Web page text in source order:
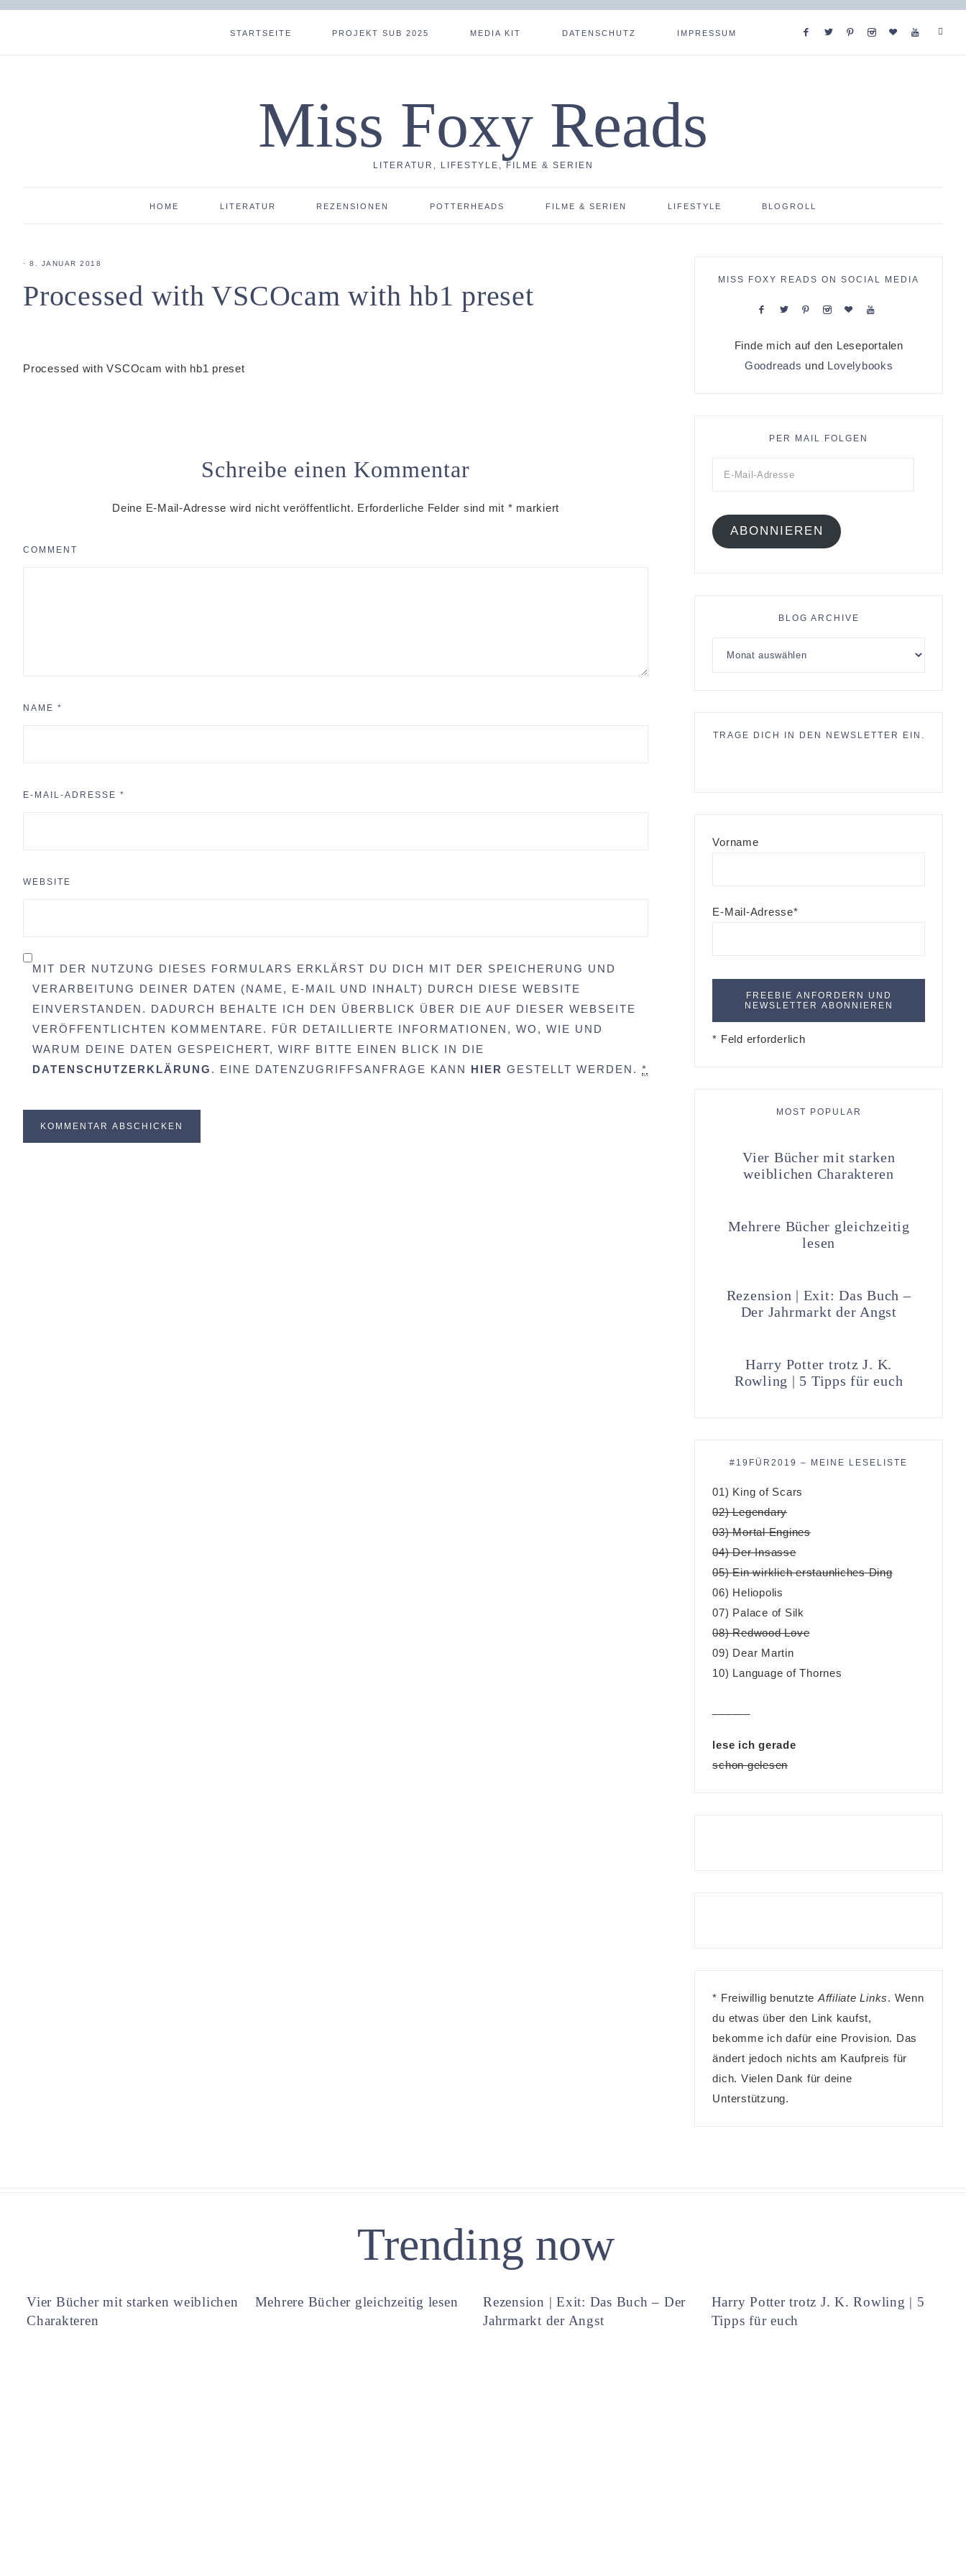
STARTSEITE PROJEKT SUB 2025 MEDIA KIT DATENSCHUTZ IMPRESSUM
Miss Foxy Reads
LITERATUR, LIFESTYLE, FILME & SERIEN
HOME LITERATUR REZENSIONEN POTTERHEADS FILME & SERIEN LIFESTYLE BLOGROLL
· 8. JANUAR 2018
Processed with VSCOcam with hb1 preset
Processed with VSCOcam with hb1 preset
Schreibe einen Kommentar
Deine E-Mail-Adresse wird nicht veröffentlicht. Erforderliche Felder sind mit * markiert
COMMENT
NAME *
E-MAIL-ADRESSE *
WEBSITE
MIT DER NUTZUNG DIESES FORMULARS ERKLÄRST DU DICH MIT DER SPEICHERUNG UND
VERARBEITUNG DEINER DATEN (NAME, E-MAIL UND INHALT) DURCH DIESE WEBSITE
EINVERSTANDEN. DADURCH BEHALTE ICH DEN ÜBERBLICK ÜBER DIE AUF DIESER WEBSEITE
VERÖFFENTLICHTEN KOMMENTARE. FÜR DETAILLIERTE INFORMATIONEN, WO, WIE UND
WARUM DEINE DATEN GESPEICHERT, WIRF BITTE EINEN BLICK IN DIE
DATENSCHUTZERKLÄRUNG . EINE DATENZUGRIFFSANFRAGE KANN HIER GESTELLT WERDEN. *
MISS FOXY READS ON SOCIAL MEDIA
Finde mich auf den Leseportalen
Goodreads und Lovelybooks
PER MAIL FOLGEN
ABONNIEREN
BLOG ARCHIVE
TRAGE DICH IN DEN NEWSLETTER EIN.
Vorname
E-Mail-Adresse*
* Feld erforderlich
MOST POPULAR
Vier Bücher mit starken
weiblichen Charakteren
Mehrere Bücher gleichzeitig
lesen
Rezension | Exit: Das Buch –
Der Jahrmarkt der Angst
Harry Potter trotz J. K.
Rowling | 5 Tipps für euch
#19FÜR2019 – MEINE LESELISTE
01) King of Scars
02) Legendary
03) Mortal Engines
04) Der Insasse
05) Ein wirklich erstaunliches Ding
06) Heliopolis
07) Palace of Silk
08) Redwood Love
09) Dear Martin
10) Language of Thornes
lese ich gerade
schon gelesen
* Freiwillig benutzte Affiliate Links. Wenn
du etwas über den Link kaufst,
bekomme ich dafür eine Provision. Das
ändert jedoch nichts am Kaufpreis für
dich. Vielen Dank für deine
Unterstützung.
Trending now
Vier Bücher mit starken weiblichen
Charakteren
Mehrere Bücher gleichzeitig lesen
Rezension | Exit: Das Buch – Der
Jahrmarkt der Angst
Harry Potter trotz J. K. Rowling | 5
Tipps für euch